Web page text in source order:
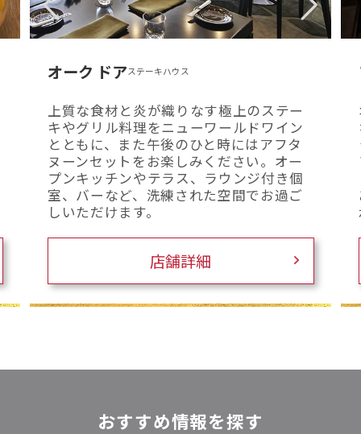
オーク ドアステーキハウス
上質な食材と炎が織りなす極上のステー
キやグリル料理をニューワールドワイン
とともに、また午後のひと時にはアフタ
ヌーンセットをお楽しみください。オー
プンキッチンやテラス、ラウンジ付き個
室、バーなど、洗練された空間でお過ご
しいただけます。
店舗詳細
おすすめ情報を探す